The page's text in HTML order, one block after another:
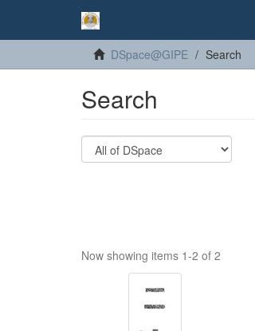
DSpace@GIPE Search
Search
Now showing items 1-2 of 2